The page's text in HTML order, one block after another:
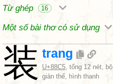
Từ ghép 16
Một số bài thơ có sử dụng
装 trang
U+88C5, tổng 12 nét, bộ
giản thể, hình thanh